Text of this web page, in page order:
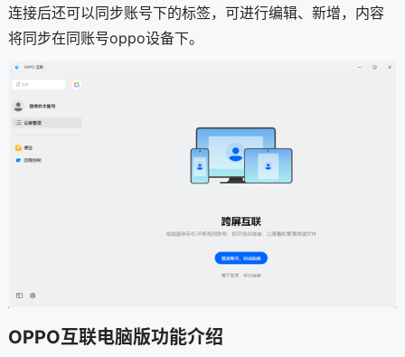
连接后还可以同步账号下的标签，可进行编辑、新增，内容
将同步在同账号oppo设备下。
OPPO互联电脑版功能介绍